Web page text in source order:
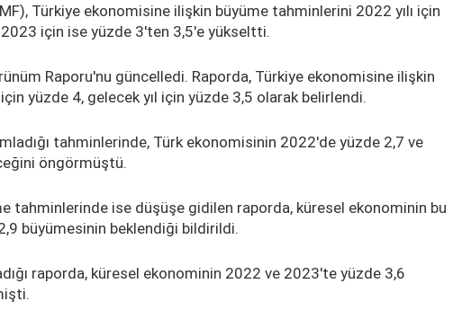
Türkiye ekonomisine ilişkin büyüme tahminlerini 2022 yılı için
2023 için ise yüzde 3'ten 3,5'e yükseltti.
Raporu'nu güncelledi. Raporda, Türkiye ekonomisine ilişkin
yüzde 4, gelecek yıl için yüzde 3,5 olarak belirlendi.
tahminlerinde, Türk ekonomisinin 2022'de yüzde 2,7 ve
öngörmüştü.
tahminlerinde ise düşüşe gidilen raporda, küresel ekonominin bu
büyümesinin beklendiği bildirildi.
raporda, küresel ekonominin 2022 ve 2023'te yüzde 3,6